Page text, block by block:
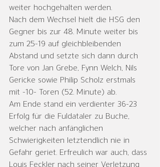
weiter hochgehalten werden.
Nach dem Wechsel hielt die HSG den
Gegner bis zur 48. Minute weiter bis
zum 25-19 auf gleichbleibenden
Abstand und setzte sich dann durch
Tore von Jan Grebe, Fynn Welch, Nils
Gericke sowie Philip Scholz erstmals
mit -10- Toren (52. Minute) ab.
Am Ende stand ein verdienter 36-23
Erfolg für die Fuldataler zu Buche,
welcher nach anfänglichen
Schwierigkeiten letztendlich nie in
Gefahr geriet. Erfreulich war auch, dass
Louis Feckler nach seiner Verletzung